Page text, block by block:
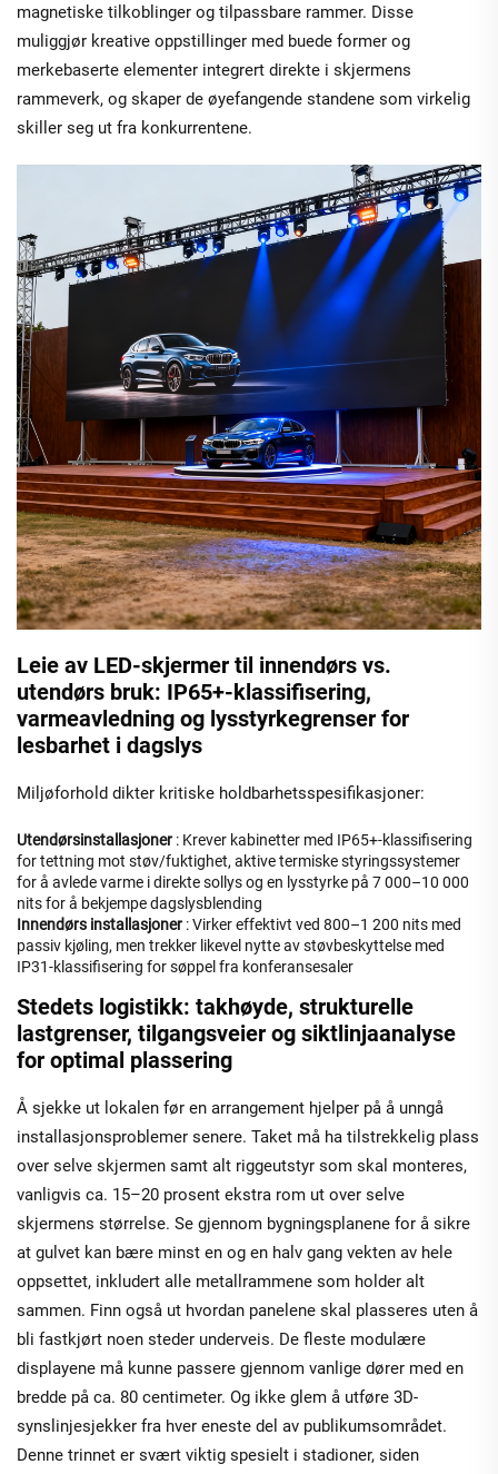
magnetiske tilkoblinger og tilpassbare rammer. Disse
muliggjør kreative oppstillinger med buede former og
merkebaserte elementer integrert direkte i skjermens
rammeverk, og skaper de øyefangende standene som virkelig
skiller seg ut fra konkurrentene.
Leie av LED-skjermer til innendørs vs.
utendørs bruk: IP65+-klassifisering,
varmeavledning og lysstyrkegrenser for
lesbarhet i dagslys
Miljøforhold dikter kritiske holdbarhetsspesifikasjoner:
Utendørsinstallasjoner : Krever kabinetter med IP65+-klassifisering
for tettning mot støv/fuktighet, aktive termiske styringssystemer
for å avlede varme i direkte sollys og en lysstyrke på 7 000–10 000
nits for å bekjempe dagslysblending
Innendørs installasjoner : Virker effektivt ved 800–1 200 nits med
passiv kjøling, men trekker likevel nytte av støvbeskyttelse med
IP31-klassifisering for søppel fra konferansesaler
Stedets logistikk: takhøyde, strukturelle
lastgrenser, tilgangsveier og siktlinjaanalyse
for optimal plassering
Å sjekke ut lokalen før en arrangement hjelper på å unngå
installasjonsproblemer senere. Taket må ha tilstrekkelig plass
over selve skjermen samt alt riggeutstyr som skal monteres,
vanligvis ca. 15–20 prosent ekstra rom ut over selve
skjermens størrelse. Se gjennom bygningsplanene for å sikre
at gulvet kan bære minst en og en halv gang vekten av hele
oppsettet, inkludert alle metallrammene som holder alt
sammen. Finn også ut hvordan panelene skal plasseres uten å
bli fastkjørt noen steder underveis. De fleste modulære
displayene må kunne passere gjennom vanlige dører med en
bredde på ca. 80 centimeter. Og ikke glem å utføre 3D-
synslinjesjekker fra hver eneste del av publikumsområdet.
Denne trinnet er svært viktig spesielt i stadioner, siden